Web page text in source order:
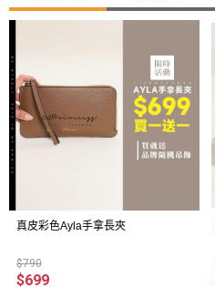
真皮彩色Ayla手拿長夾
$790
$699